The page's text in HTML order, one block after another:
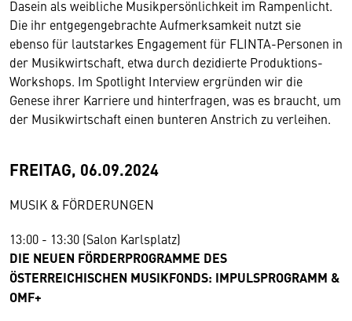
Dasein als weibliche Musikpersönlichkeit im Rampenlicht.
Die ihr entgegengebrachte Aufmerksamkeit nutzt sie
ebenso für lautstarkes Engagement für FLINTA-Personen in
der Musikwirtschaft, etwa durch dezidierte Produktions-
Workshops. Im Spotlight Interview ergründen wir die
Genese ihrer Karriere und hinterfragen, was es braucht, um
der Musikwirtschaft einen bunteren Anstrich zu verleihen.
FREITAG, 06.09.2024
MUSIK & FÖRDERUNGEN
13:00 - 13:30 (Salon Karlsplatz)
DIE NEUEN FÖRDERPROGRAMME DES
ÖSTERREICHISCHEN MUSIKFONDS: IMPULSPROGRAMM &
OMF+